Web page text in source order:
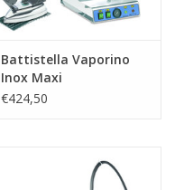
Battistella Vaporino
Inox Maxi
€424,50